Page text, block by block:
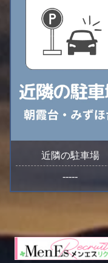
近隣の駐車場
-----